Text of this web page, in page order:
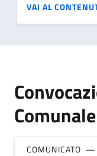
VAI AL
Comunale
COMUNICATO